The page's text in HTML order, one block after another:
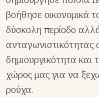
βοήθησε οικονομικά
δύσκολη περίοδο
ανταγωνιστικότητας
δημιουργικότητα και
χώρος μας για να
ρούχα.